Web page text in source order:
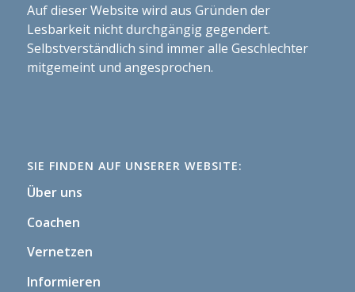
Auf dieser Website wird aus Gründen der
Lesbarkeit nicht durchgängig gegendert.
Selbstverständlich sind immer alle Geschlechter
mitgemeint und angesprochen.
SIE FINDEN AUF UNSERER WEBSITE:
Über uns
Coachen
Vernetzen
Informieren